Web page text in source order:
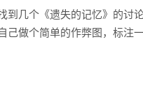
到几个《遗失的记忆》的讨
做个简单的作弊图，标注